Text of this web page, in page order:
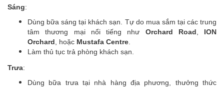
Sáng:
Dùng bữa sáng tại khách sạn. Tự do mua sắm tại các trung
tâm thương mại nổi tiếng như Orchard Road
ION
Orchard , hoặc Mustafa Centre
Làm thủ tục trả phòng khách sạn.
Trưa:
Dùng bữa trưa tại nhà hàng địa phương, thưởng thức